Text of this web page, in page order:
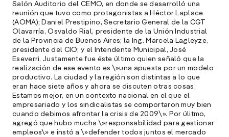
Salón Auditorio del CEMO, en donde se desarrolló una
reunión que tuvo como protagonistas a Héctor Laplace
(AOMA); Daniel Prestipino, Secretario General de la CGT
Olavarría, Osvaldo Rial, presidente de la Unión Industrial
de la Provincia de Buenos Aires; la Ing. Marcela Lagleyze,
presidente del CIO; y el Intendente Municipal, José
Eseverri. Justamente fue éste último quien señaló que la
realización de ese evento es \»una apuesta por un modelo
productivo. La ciudad y la región son distintas a lo que
eran hace siete años y ahora se discuten otras cosas.
Estamos mejor, en un contexto nacional en el que el
empresariado y los sindicalistas se comportaron muy bien
cuando debimos afrontar la crisis de 2009\». Por úlitmo,
agregó que hubo mucha \»responsabilidad para gestionar
empleos\» e instó a \»defender todos juntos el mercado